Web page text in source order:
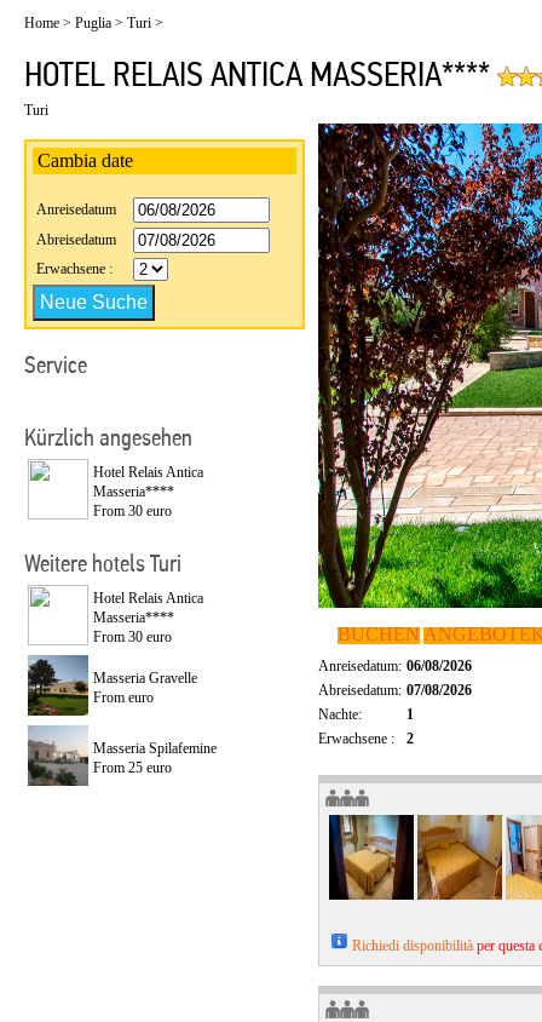
Home > Puglia > Turi >
HOTEL RELAIS ANTICA MASSERIA****
Turi
Cambia date
Anreisedatum
Abreisedatum
Erwachsene :
Service
Kürzlich angesehen
Hotel Relais Antica
Masseria****
From 30 euro
Weitere hotels Turi
Hotel Relais Antica
Masseria****
From 30 euro
Masseria Gravelle
From euro
Masseria Spilafemine
From 25 euro
BUCHENANGEBOTE
Anreisedatum: 06/08/2026
Abreisedatum: 07/08/2026
Nachte:
1
Erwachsene :
2
Richiedi disponibilità per questa